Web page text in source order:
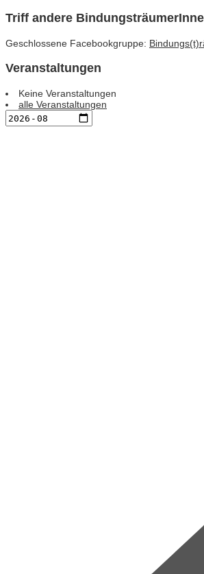
Triff andere
Geschlossene Facebookgruppe:
Veranstaltungen
Keine Veranstaltungen
alle Veranstaltungen